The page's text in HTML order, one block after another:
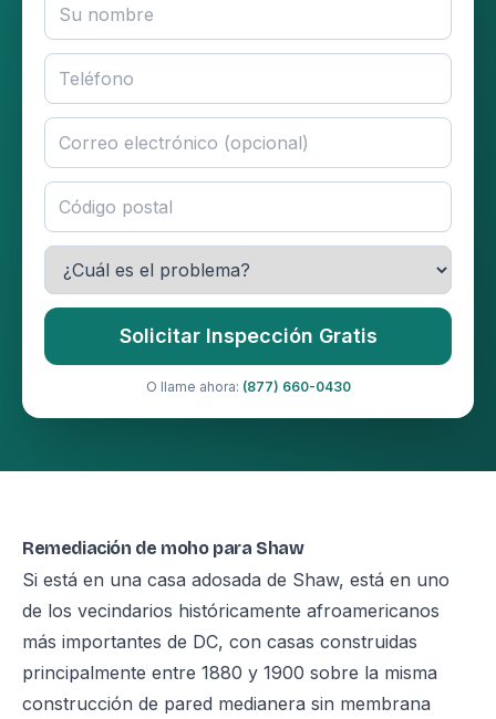
Solicitar Inspección Gratis
O llame ahora: (877) 660-0430
Remediación de moho para Shaw
Si está en una casa adosada de Shaw, está en uno
de los vecindarios históricamente afroamericanos
más importantes de DC, con casas construidas
principalmente entre 1880 y 1900 sobre la misma
construcción de pared medianera sin membrana